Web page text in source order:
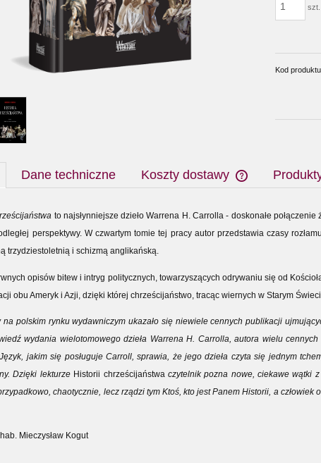
szt.
Kod
Dane techniczne Koszty dostawy
to najsłynniejsze dzieło Warrena H. Carrolla - doskonałe
perspektywy. W czwartym tomie tej pracy autor przedstawia czasy
trzydziestoletnią i schizmą anglikańską.
opisów bitew i intryg politycznych, towarzyszących odrywaniu się od
obu Ameryk i Azji, dzięki której chrześcijaństwo, tracąc wiernych w Starym
na polskim rynku wydawniczym ukazało się niewiele cennych publikacji
wydania wielotomowego dzieła Warrena H. Carrolla, autora wielu
jakim się posługuje Carroll, sprawia, że jego dzieła czyta się jednym
Dzięki lekturze Historii chrześcijaństwa czytelnik pozna nowe, ciekawe wątki
chaotycznie, lecz rządzi tym Ktoś, kto jest Panem Historii, a
Mieczysław Kogut